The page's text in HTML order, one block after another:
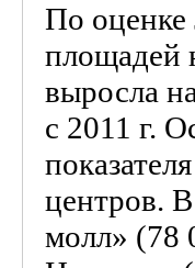
По оценке
площадей
выросла
с 2011 г.
центров.
молл» (78